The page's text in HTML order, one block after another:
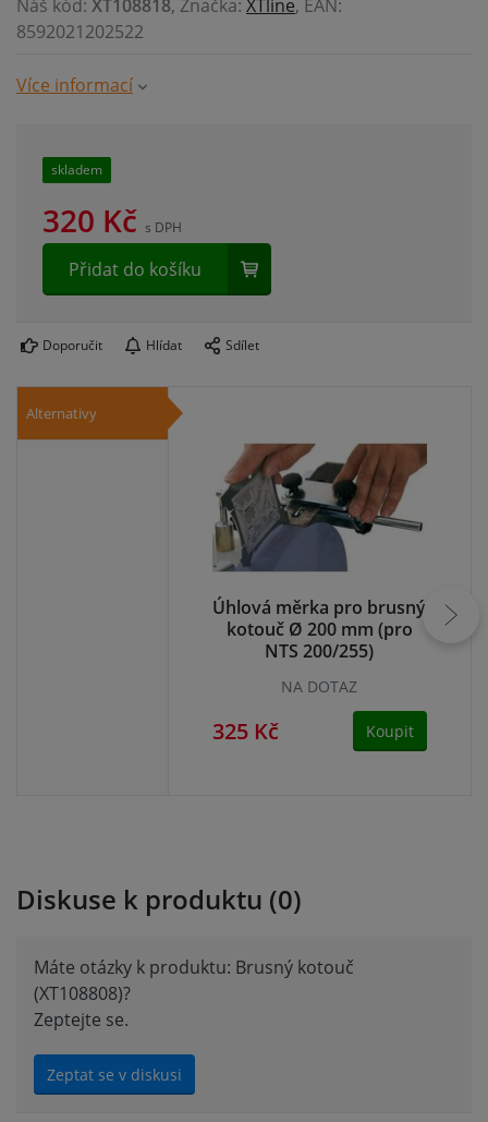
Náš kód: XT108818, Značka: XTline, EAN:
8592021202522
Více informací
skladem
320 Kč s DPH
Přidat do košíku
Doporučit Hlídat Sdílet
Alternativy
Úhlová měrka pro brusný
kotouč Ø 200 mm (pro
NTS 200/255)
NA DOTAZ
325 Kč Koupit
Diskuse k produktu (0)
Máte otázky k produktu: Brusný kotouč
(XT108808)?
Zeptejte se.
Zeptat se v diskusi